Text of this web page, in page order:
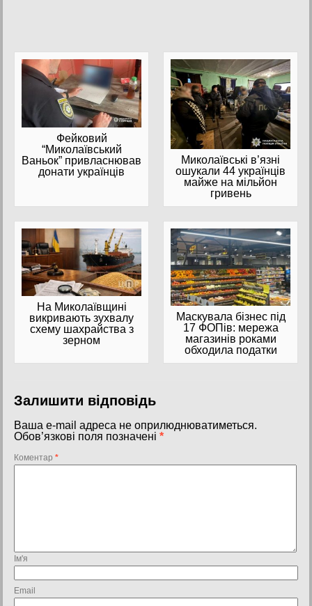
Фейковий
“Миколаївський
Ваньок” привласнював
донати українців
Миколаївські в’язні
ошукали 44 українців
майже на мільйон
гривень
На Миколаївщині
викривають зухвалу
схему шахрайства з
зерном
Маскувала бізнес під
17 ФОПів: мережа
магазинів роками
обходила податки
Залишити відповідь
Ваша e-mail адреса не оприлюднюватиметься.
Обов’язкові поля позначені *
Коментар *
Ім'я
Email